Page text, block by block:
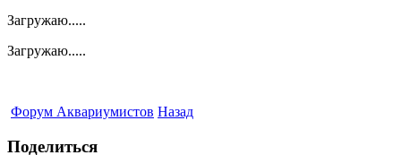
Загружаю.....
Загружаю.....
Форум Аквариумистов Назад
Поделиться